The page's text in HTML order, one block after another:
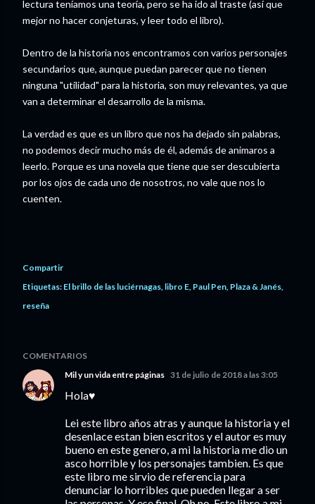
lectura teníamos una teoría, pero se ha ido al traste (así que
mejor no hacer conjeturas, y leer todo el libro).
Dentro de la historia nos encontramos con varios personajes
secundarios que, aunque puedan parecer que no tienen
ninguna "utilidad" para la historia, son muy relevantes, ya que
van a determinar el desarrollo de la misma.
La verdad es que es un libro que nos ha dejado sin palabras,
no podemos decir mucho más de él, además de animaros a
leerlo. Porque es una novela que tiene que ser descubierta
por los ojos de cada uno de nosotros, no vale que nos lo
cuenten.
Compartir
Etiquetas: El brillo de las luciérnagas libro E Paul Pen Plaza & Janés
reseña
COMENTARIOS
Mil y un vida entre páginas 31 de julio de 2018 a las 3:05
Hola♥
Lei este libro años atras y aunque la historia y el
desenlace estan bien escritos y el autor es muy
bueno en este genero, a mi la historia me dio un
asco horrible y los personajes tambien. Es que
este libro me sirvio de referencia para
denunciar lo horribles que pueden llegar a ser